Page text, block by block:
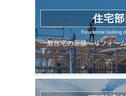
住宅
Residential building
一般住宅の新築・リフォー
す。